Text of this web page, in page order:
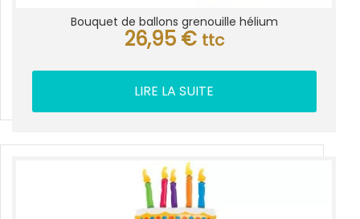
Bouquet de ballons grenouille hélium
26,95 € ttc
LIRE LA SUITE